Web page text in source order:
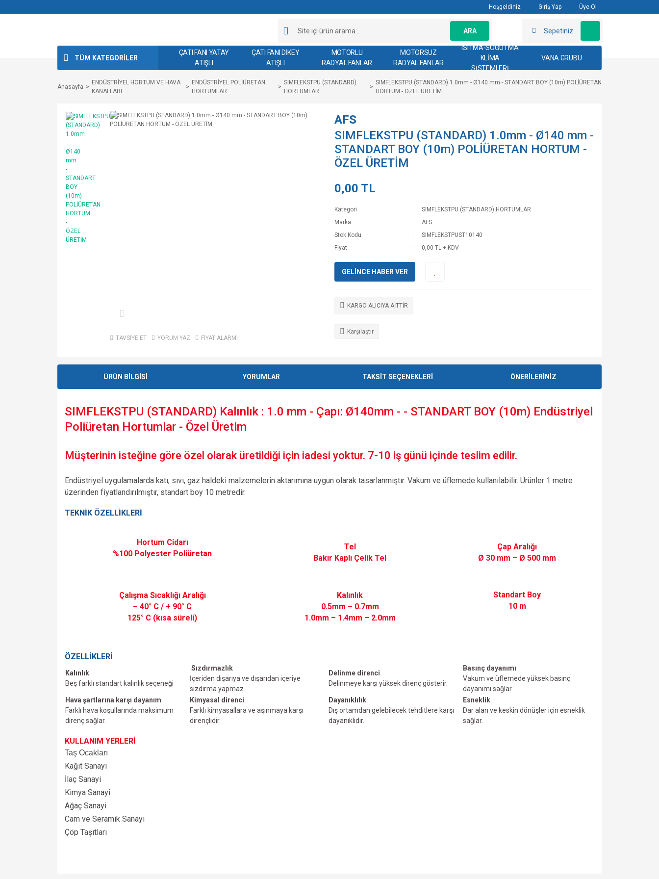
Hoşgeldiniz Giriş Yap Üye Ol
ARA Sepetiniz
TÜM KATEGORİLER
ÇATI FANI YATAY
ATIŞLI
ÇATI FANI DİKEY
ATIŞLI
MOTORLU
RADYAL FANLAR
MOTORSUZ
RADYAL FANLAR
ISITMA-SOĞUTMA
KLİMA
SİSTEMLERİ
VANA GRUBU
Anasayfa
ENDÜSTRİYEL HORTUM VE HAVA
KANALLARI
ENDÜSTRİYEL POLİÜRETAN
HORTUMLAR
SIMFLEKSTPU (STANDARD)
HORTUMLAR
SIMFLEKSTPU (STANDARD) 1.0mm - Ø140 mm - STANDART BOY (10m) POLİÜRETAN
HORTUM - ÖZEL ÜRETİM
TAVSİYE ET YORUM YAZ FİYAT ALARMI
AFS
SIMFLEKSTPU (STANDARD) 1.0mm - Ø140 mm -
STANDART BOY (10m) POLİÜRETAN HORTUM -
ÖZEL ÜRETİM
0,00 TL
Kategori
SIMFLEKSTPU (STANDARD) HORTUMLAR
Marka
AFS
Stok Kodu
SIMFLEKSTPUST10140
Fiyat
0,00 TL + KDV
GELİNCE HABER VER
KARGO ALICIYA AİTTİR
Karşılaştır
ÜRÜN BİLGİSİ YORUMLAR TAKSİT SEÇENEKLERİ ÖNERİLERİNİZ
SIMFLEKSTPU (STANDARD) Kalınlık : 1.0 mm - Çapı: Ø140mm - - STANDART BOY (10m) Endüstriyel
Poliüretan Hortumlar - Özel Üretim
Müşterinin isteğine göre özel olarak üretildiği için iadesi yoktur. 7-10 iş günü içinde teslim edilir.
Endüstriyel uygulamalarda katı, sıvı, gaz haldeki malzemelerin aktarımına uygun olarak tasarlanmıştır. Vakum ve üflemede kullanılabilir. Ürünler 1 metre
üzerinden fiyatlandırılmıştır, standart boy 10 metredir.
TEKNİK ÖZELLİKLERİ
Hortum Cidarı
%100 Polyester Poliüretan
Tel
Bakır Kaplı Çelik Tel
Çap Aralığı
Ø 30 mm – Ø 500 mm
Çalışma Sıcaklığı Aralığı
– 40° C / + 90° C
125° C (kısa süreli)
Kalınlık
0.5mm – 0.7mm
1.0mm – 1.4mm – 2.0mm
Standart Boy
10 m
ÖZELLİKLERİ
Kalınlık
Beş farklı standart kalınlık seçeneği
Sızdırmazlık
İçeriden dışarıya ve dışarıdan içeriye
sızdırma yapmaz.
Delinme direnci
Delinmeye karşı yüksek direnç gösterir.
Basınç dayanımı
Vakum ve üfIemede yüksek basınç
dayanımı sağlar.
Hava şartlarına karşı dayanım
Farklı hava koşullarında maksimum
direnç sağlar.
Kimyasal direnci
Farklı kimyasallara ve aşınmaya karşı
dirençlidir.
Dayanıklılık
Dış ortamdan gelebilecek tehditlere karşı
dayanıklıdır.
Esneklik
Dar alan ve keskin dönüşler için esneklik
sağlar.
KULLANIM YERLERİ
Taş Ocakları
Kağıt Sanayi
İlaç Sanayi
Kimya Sanayi
Ağaç Sanayi
Cam ve Seramik Sanayi
Çöp Taşıtları